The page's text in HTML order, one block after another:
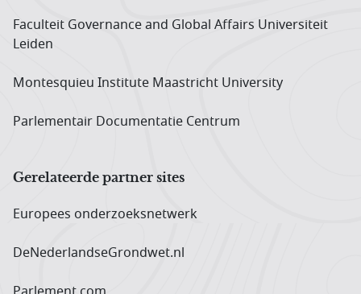
Faculteit Governance and Global Affairs Universiteit
Leiden
Montesquieu Institute Maastricht University
Parlementair Documentatie Centrum
Gerelateerde partner sites
Europees onderzoeks­netwerk
DeNederlandseGrondwet.nl